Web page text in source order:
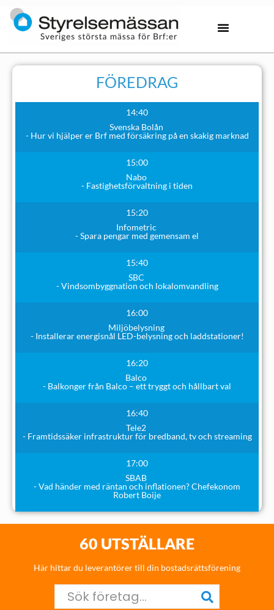
FÖREDRAG
14:40
Svenska Bolån
- Hur vi hjälper er Brf med försäkring på en skakig marknad
15:00
Nabo
- Fastighetsförvaltning i tiden
15:20
Infometric
- Spara pengar med gemensam el
15:40
SBC
- Vindsombyggnation och lokalomvandling
16:00
Miljöbelysning
- Installerar energisnål LED-belysning och laddstationer!
16:20
Balco
- Balkonger från Balco – ett tryggt och hållbart val
16:40
Tele2
- Framtidssäker infrastruktur för bredband, tv och streaming
17:00
SBAB
- Vad händer med räntan och inflationen? Chefekonom
Robert Boije
60 UTSTÄLLARE
Här hittar du leverantörer till din bostadsrättsförening